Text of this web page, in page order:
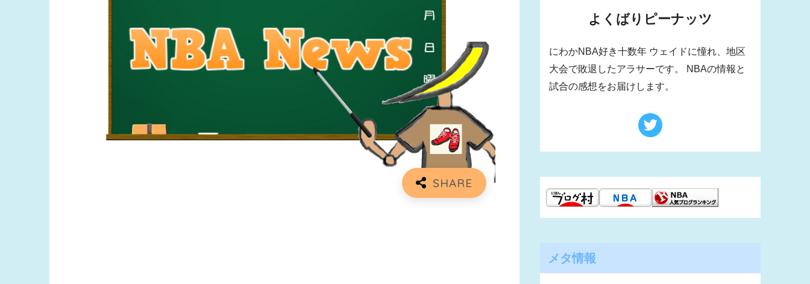
よくばりピーナッツ
にわかNBA好き十数年 ウェイドに憧れ、地区
大会で敗退したアラサーです。 NBAの情報と
試合の感想をお届けします。
メタ情報